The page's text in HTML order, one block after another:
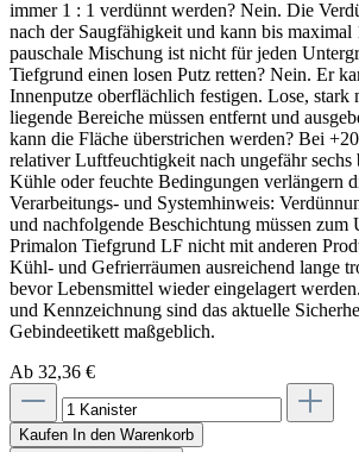
immer 1 : 1 verdünnt werden? Nein. Die
nach der Saugfähigkeit und kann bis maximal
pauschale Mischung ist nicht für jeden
Tiefgrund einen losen Putz retten? Nein. Er
Innenputze oberflächlich festigen. Lose, stark
liegende Bereiche müssen entfernt und
kann die Fläche überstrichen werden? Bei
relativer Luftfeuchtigkeit nach ungefähr sechs
Kühle oder feuchte Bedingungen verlängern
Verarbeitungs- und Systemhinweis:
und nachfolgende Beschichtung müssen zum
Primalon Tiefgrund LF nicht mit anderen
Kühl- und Gefrierräumen ausreichend lange
bevor Lebensmittel wieder eingelagert
und Kennzeichnung sind das aktuelle
Gebindeetikett maßgeblich.
Ab 32,36 €
Kaufen In den Warenkorb